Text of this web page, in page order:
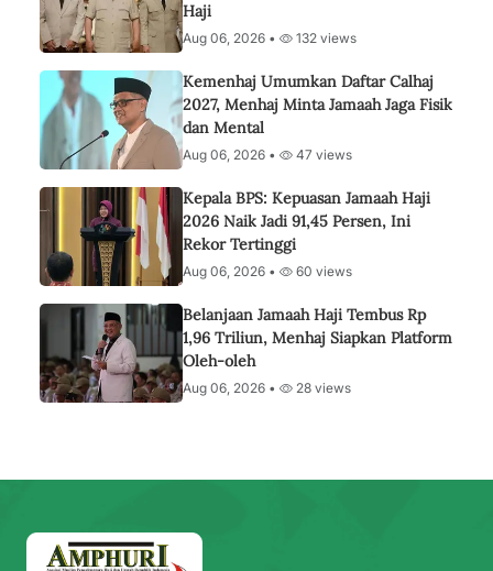
Haji
Aug 06, 2026 • 132 views
Kemenhaj Umumkan Daftar Calhaj
2027, Menhaj Minta Jamaah Jaga Fisik
dan Mental
Aug 06, 2026 • 47 views
Kepala BPS: Kepuasan Jamaah Haji
2026 Naik Jadi 91,45 Persen, Ini
Rekor Tertinggi
Aug 06, 2026 • 60 views
Belanjaan Jamaah Haji Tembus Rp
1,96 Triliun, Menhaj Siapkan Platform
Oleh-oleh
Aug 06, 2026 • 28 views